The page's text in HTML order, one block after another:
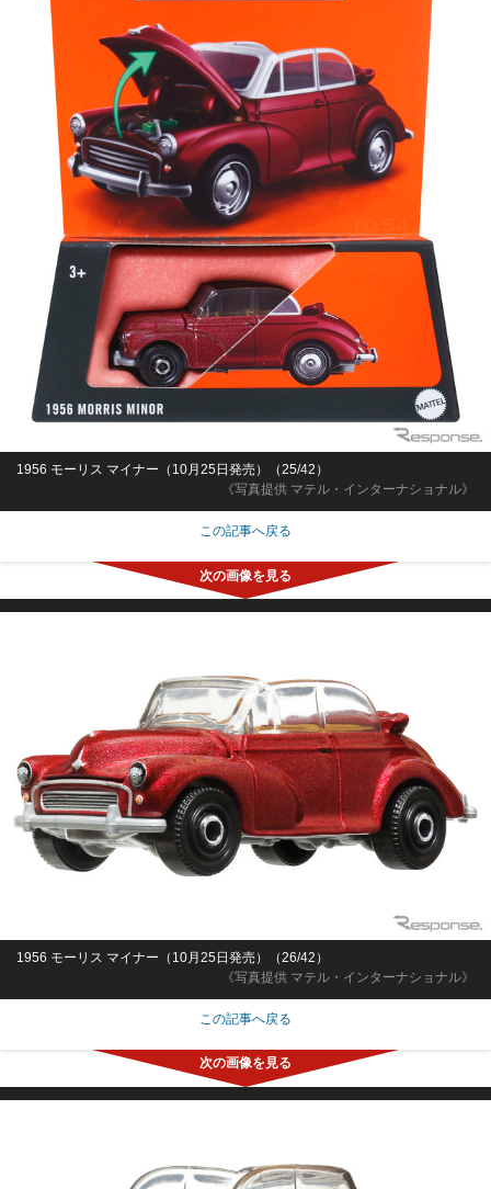
《写真提供 マテル・インターナショナル》
1956 モーリス マイナー（10月25日発売）（25/42）
この記事へ戻る
《写真提供 マテル・インターナショナル》
1956 モーリス マイナー（10月25日発売）（26/42）
この記事へ戻る